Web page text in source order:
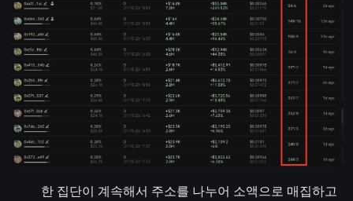
한 집단이 계속해서 주소를 나누어 소액으로 매집하고